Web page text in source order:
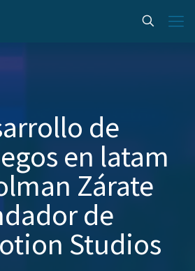
de
en latam
Zárate
de
Studios